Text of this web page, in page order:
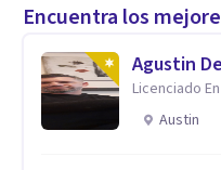
Encuentra los
Agustin
Licenciado
Austin